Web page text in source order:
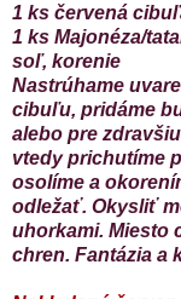
1 ks červená
1 ks Majonéza/
soľ, korenie
Nastrúhame
cibuľu, pridáme
alebo pre
vtedy prichutíme
osolíme a
odležať. Okysliť
uhorkami. Miesto
chren. Fantázia a